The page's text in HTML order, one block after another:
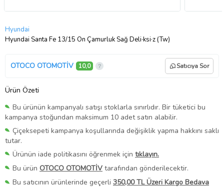
Hyundai
Hyundai Santa Fe 13/15 Ön Çamurluk Sağ Deli·ksi·z (Tw)
OTOCO OTOMOTİV 10,0 Satıcıya Sor
Ürün Özeti
Bu ürünün kampanyalı satışı stoklarla sınırlıdır. Bir tüketici bu
kampanya stoğundan maksimum 10 adet satın alabilir.
Çiçeksepeti kampanya koşullarında değişiklik yapma hakkını saklı
tutar.
Ürünün iade politikasını öğrenmek için tıklayın.
Bu ürün OTOCO OTOMOTİV tarafından gönderilecektir.
Bu satıcının ürünlerinde geçerli 350,00 TL Üzeri Kargo Bedava